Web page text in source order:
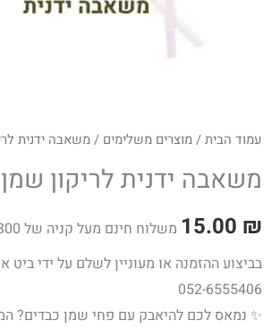
עמוד הבית/מוצרים משלימים / משאבה ידנית
משאבה ידנית לריקון
15.00 ₪
בביצוע ההזמנה או מעוניין לשלם על ידי ביט
052-6555406
✨ נמאס לכם להיאבק עם פחי שמן כבדים?